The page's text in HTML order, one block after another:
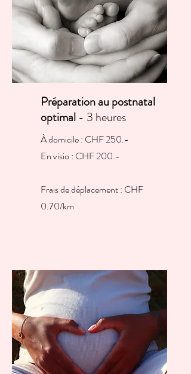
Préparation au postnatal
optimal - 3 heures
À domicile : CHF 250.-
En visio : CHF 200.-
Frais de déplacement : CHF
0.70/km​